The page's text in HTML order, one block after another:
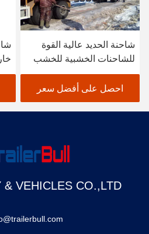
شاحنة الحديد عالية القوة
للشاحنات الخشبية للخشب
الخفيف
احصل على أفضل سعر
& VEHICLES CO.,LTD